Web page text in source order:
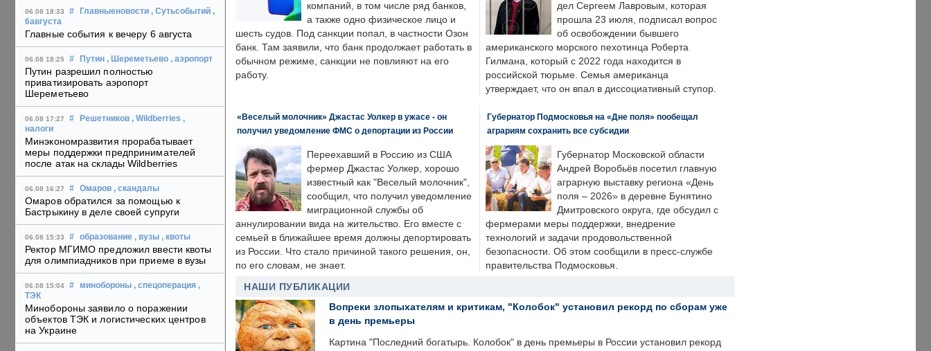
06.08 18:33 # Главныеновости , Сутьсобытий ,
6августа
Главные события к вечеру 6 августа
06.08 18:25 # Путин , Шереметьево , аэропорт
Путин разрешил полностью
приватизировать аэропорт
Шереметьево
06.08 17:27 # Решетников , Wildberries ,
налоги
Минэкономразвития прорабатывает
меры поддержки предпринимателей
после атак на склады Wildberries
06.08 16:27 # Омаров , скандалы
Омаров обратился за помощью к
Бастрыкину в деле своей супруги
06.08 15:33 # образование , вузы , квоты
Ректор МГИМО предложил ввести квоты
для олимпиадников при приеме в вузы
06.08 15:04 # минобороны , спецоперация ,
ТЭК
Минобороны заявило о поражении
объектов ТЭК и логистических центров
на Украине
компаний, в том числе ряд банков,
а также одно физическое лицо и
шесть судов. Под санкции попал, в частности Озон
банк. Там заявили, что банк продолжает работать в
обычном режиме, санкции не повлияют на его
работу.
дел Сергеем Лавровым, которая
прошла 23 июля, подписал вопрос
об освобождении бывшего
американского морского пехотинца Роберта
Гилмана, который с 2022 года находится в
российской тюрьме. Семья американца
утверждает, что он впал в диссоциативный ступор.
«Веселый молочник» Джастас Уолкер в ужасе - он
получил уведомление ФМС о депортации из России
Переехавший в Россию из США
фермер Джастас Уолкер, хорошо
известный как "Веселый молочник",
сообщил, что получил уведомление
миграционной службы об
аннулировании вида на жительство. Его вместе с
семьей в ближайшее время должны депортировать
из России. Что стало причиной такого решения, он,
по его словам, не знает.
Губернатор Подмосковья на «Дне поля» пообещал
аграриям сохранить все субсидии
Губернатор Московской области
Андрей Воробьёв посетил главную
аграрную выставку региона «День
поля – 2026» в деревне Бунятино
Дмитровского округа, где обсудил с
фермерами меры поддержки, внедрение
технологий и задачи продовольственной
безопасности. Об этом сообщили в пресс-службе
правительства Подмосковья.
НАШИ ПУБЛИКАЦИИ
Вопреки злопыхателям и критикам, "Колобок" установил рекорд по сборам уже
в день премьеры
Картина "Последний богатырь. Колобок" в день премьеры в России установил рекорд